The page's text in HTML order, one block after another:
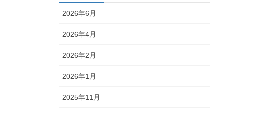
2026年6月
2026年4月
2026年2月
2026年1月
2025年11月